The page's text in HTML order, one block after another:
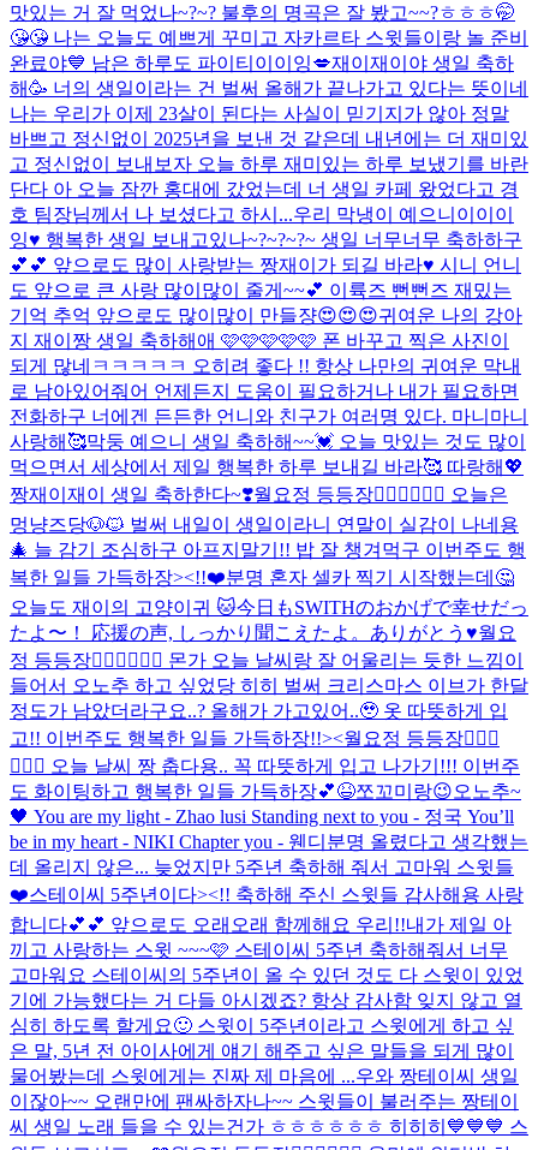
맛있는 거 잘 먹었나~?~? 불후의 명곡은 잘 봤고~~?ㅎㅎㅎ🤭
😘😘 나는 오늘도 예쁘게 꾸미고 자카르타 스윗들이랑 놀 준비
완료야💙 남은 하루도 파이티이이잉💋재이재이야 생일 축하
해🥳 너의 생일이라는 건 벌써 올해가 끝나가고 있다는 뜻이네
나는 우리가 이제 23살이 된다는 사실이 믿기지가 않아 정말
바쁘고 정신없이 2025년을 보낸 것 같은데 내년에는 더 재미있
고 정신없이 보내보자 오늘 하루 재미있는 하루 보냈기를 바란
단다 아 오늘 잠깐 홍대에 갔었는데 너 생일 카페 왔었다고 경
호 팀장님께서 나 보셨다고 하시...우리 막냉이 예으니이이이
잉♥️ 행복한 생일 보내고있나~?~?~?~ 생일 너무너무 축하하구
💕💕 앞으로도 많이 사랑받는 짱재이가 되길 바라♥️ 시니 언니
도 앞으로 큰 사랑 많이많이 줄게~~💕 이륙즈 뻔뻔즈 재밌는
기억 추억 앞으로도 많이많이 만들쟝😍😍😍귀여운 나의 강아
지 재이짱 생일 축하해애 🩷🩷🩷🩷🩷 폰 바꾸고 찍은 사진이
되게 많네ㅋㅋㅋㅋㅋ 오히려 좋다 !! 항상 나만의 귀여운 막내
로 남아있어줘어 언제든지 도움이 필요하거나 내가 필요하면
전화하구 너에겐 든든한 언니와 친구가 여러명 있다. 마니마니
사랑해🥰막둥 예으니 생일 축하해~~💓 오늘 맛있는 것도 많이
먹으면서 세상에서 제일 행복한 하루 보내길 바라🥰 따랑해💖
짱재이재이 생일 축하한다~❣️월요정 등등장🧚🏻‍♀️🧚🏻‍♀️ 오늘은
멍냥즈당🐶🐱 벌써 내일이 생일이라니 연말이 실감이 나네용
🎄 늘 감기 조심하구 아프지말기!! 밥 잘 챙겨먹구 이번주도 행
복한 일들 가득하장><!!❤️분명 혼자 셀카 찍기 시작했는데🤔
오늘도 재이의 고양이귀 🐱今日もSWITHのおかげで幸せだっ
たよ〜！ 応援の声, しっかり聞こえたよ。ありがとう♥️월요
정 등등장🧚🏻‍♀️🧚🏻‍♀️ 몬가 오늘 날씨랑 잘 어울리는 듯한 느낌이
들어서 오노추 하고 싶었당 히히 벌써 크리스마스 이브가 한달
정도가 남았더라구요..? 올해가 가고있어..🥹 옷 따뜻하게 입
고!! 이번주도 행복한 일들 가득하장!!><월요정 등등장🧚🏻‍♀️
🧚🏻‍♀️ 오늘 날씨 짱 춥다용.. 꼭 따뜻하게 입고 나가기!!! 이번주
도 화이팅하고 행복한 일들 가득하장💕😆쪼꼬미랑😉오노추~
🖤 You are my light - Zhao lusi Standing next to you - 정국 You’ll
be in my heart - NIKI Chapter you - 웬디 분명 올렸다고 생각했는
데 올리지 않은... 늦었지만 5주년 축하해 줘서 고마워 스윗들
❤️스테이씨 5주년이다><!! 축하해 주신 스윗들 감사해용 사랑
합니다💕💕 앞으로도 오래오래 함께해요 우리!!내가 제일 아
끼고 사랑하는 스윗 ~~~🩷 스테이씨 5주년 축하해줘서 너무
고마워요 스테이씨의 5주년이 올 수 있던 것도 다 스윗이 있었
기에 가능했다는 거 다들 아시겠죠? 항상 감사함 잊지 않고 열
심히 하도록 할게요🙂 스윗이 5주년이라고 스윗에게 하고 싶
은 말, 5년 전 아이사에게 얘기 해주고 싶은 말들을 되게 많이
물어봤는데 스윗에게는 진짜 제 마음에 ...우와 짱테이씨 생일
이잖아~~ 오랜만에 팬싸하자나~~ 스윗들이 불러주는 짱테이
씨 생일 노래 들을 수 있는건가 ㅎㅎㅎㅎㅎㅎ 히히히💙💙💙 스